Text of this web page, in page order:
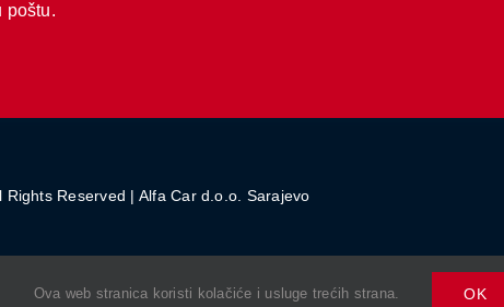
poštu.
Reserved | Alfa Car d.o.o. Sarajevo
Ova web stranica koristi kolačiće i usluge trećih strana. OK